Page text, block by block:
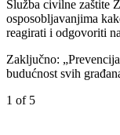
Služba civilne zaštite
osposobljavanjima
reagirati i odgovoriti
Zaključno:
budućnost svih
1 of 5